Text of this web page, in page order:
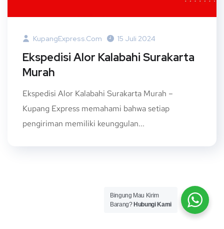
KupangExpress.com 15 Juli 2024
Ekspedisi Alor Kalabahi Surakarta
Murah
Ekspedisi Alor Kalabahi Surakarta Murah –
Kupang Express memahami bahwa setiap
pengiriman memiliki keunggulan...
Bingung Mau Kirim
Barang? Hubungi Kami